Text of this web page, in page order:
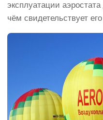
эксплуатации
чём свидетельствует